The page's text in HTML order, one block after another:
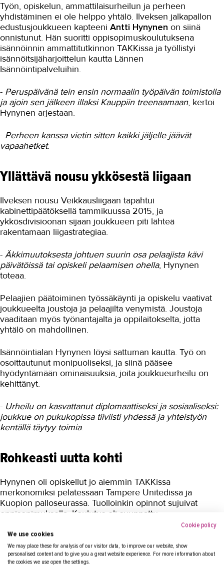
Talotekniikka ja kylmäala
Urheiluhieronta
Työyhteisö ja työura
Valimotekniikka
Ympäristöala
Yrittäjyys
Koulutusopas
OPISKELIJAKSI
TAKK
OMA TAKK
IN ENGLISH
Työn, opiskelun, ammattilaisurheilun ja perheen
yhdistäminen ei ole helppo yhtälö. Ilveksen jalkapallon
edustusjoukkueen kapteeni Antti Hynynen on siinä
onnistunut. Hän suoritti oppisopimuskoulutuksena
isännöinnin ammattitutkinnon TAKKissa ja työllistyi
isännöitsijäharjoittelun kautta Lännen
Isännöintipalveluihin.
- Peruspäivänä tein ensin normaalin työpäivän toimistolla
ja ajoin sen jälkeen illaksi Kauppiin treenaamaan, kertoi
Hynynen arjestaan.
- Perheen kanssa vietin sitten kaikki jäljelle jäävät
vapaahetket.
Yllättävä nousu ykkösestä liigaan
Ilveksen nousu Veikkausliigaan tapahtui
kabinettipäätöksellä tammikuussa 2015, ja
ykkösdivisioonan sijaan joukkueen piti lähteä
rakentamaan liigastrategiaa.
- Äkkimuutoksesta johtuen suurin osa pelaajista kävi
päivätöissä tai opiskeli pelaamisen ohella, Hynynen
toteaa.
Pelaajien päätoiminen työssäkäynti ja opiskelu vaativat
joukkueelta joustoja ja pelaajilta venymistä. Joustoja
vaaditaan myös työnantajalta ja oppilaitokselta, jotta
yhtälö on mahdollinen.
Isännöintialan Hynynen löysi sattuman kautta. Työ on
osoittautunut monipuoliseksi, ja siinä pääsee
hyödyntämään ominaisuuksia, joita joukkueurheilu on
kehittänyt.
- Urheilu on kasvattanut diplomaattiseksi ja sosiaaliseksi:
joukkue on pukukopissa tiiviisti yhdessä ja yhteistyön
kentällä täytyy toimia.
Rohkeasti uutta kohti
Hynynen oli opiskellut jo aiemmin TAKKissa
merkonomiksi pelatessaan Tampere Unitedissa ja
Kuopion palloseurassa. Tuolloinkin opinnot sujuivat
oppisopimuksella. Koulutus oli suunnattu
ammattiurheilijoille, ja se toteutettiin pelaamisen ehdoilla.
Työnantajana oli oma seura.
Isännöitsijäopintojen aikaan tilanne oli toinen. Työ
Cookie policy
We use cookies
We may place these for analysis of our visitor data, to improve our website, show
personalised content and to give you a great website experience. For more information about
the cookies we use open the settings.